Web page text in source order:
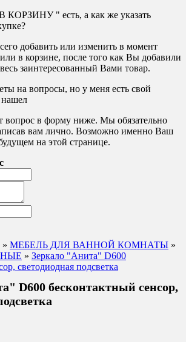
КОРЗИНУ " есть, а как же указать
добавить или изменить в момент
в корзине, после того как Вы добавили
заинтересованный Вами товар.
на вопросы, но у меня есть свой
нашел
вопрос в форму ниже. Мы обязательно
вам лично. Возможно именно Ваш
на этой странице.
» МЕБЕЛЬ ДЛЯ ВАННОЙ КОМНАТЫ »
» Зеркало "Анита" D600
светодиодная подсветка
D600 бесконтактный сенсор,